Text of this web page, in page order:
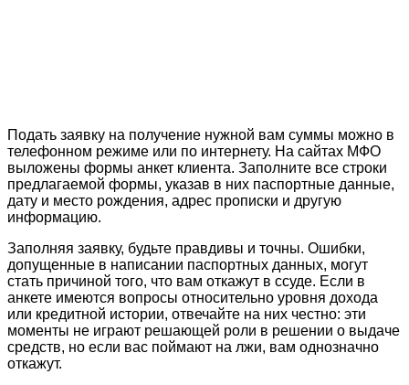
Подать заявку на получение нужной вам суммы можно в
телефонном режиме или по интернету. На сайтах МФО
выложены формы анкет клиента. Заполните все строки
предлагаемой формы, указав в них паспортные данные,
дату и место рождения, адрес прописки и другую
информацию.
Заполняя заявку, будьте правдивы и точны. Ошибки,
допущенные в написании паспортных данных, могут
стать причиной того, что вам откажут в ссуде. Если в
анкете имеются вопросы относительно уровня дохода
или кредитной истории, отвечайте на них честно: эти
моменты не играют решающей роли в решении о выдаче
средств, но если вас поймают на лжи, вам однозначно
откажут.